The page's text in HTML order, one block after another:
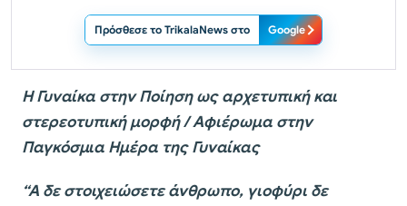
Πρόσθεσε το TrikalaNews στο Google
Η Γυναίκα στην Ποίηση ως αρχετυπική και
στερεοτυπική μορφή / Aφιέρωμα στην
Παγκόσμια Ημέρα της Γυναίκας
“Α δε στοιχειώσετε άνθρωπο, γιοφύρι δε